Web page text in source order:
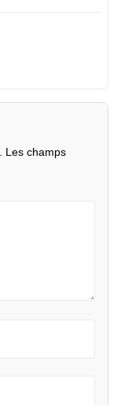
Les champs